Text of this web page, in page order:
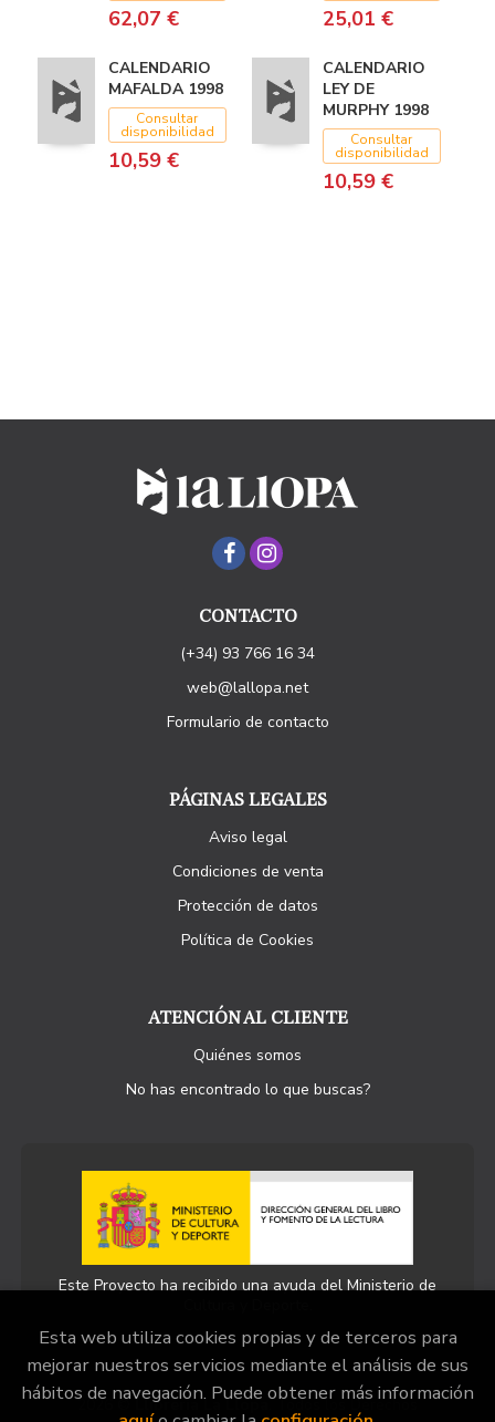
62,07 € 25,01 €
CALENDARIO
MAFALDA 1998
Consultar
disponibilidad
10,59 €
CALENDARIO
LEY DE
MURPHY 1998
Consultar
disponibilidad
10,59 €
CONTACTO
(+34) 93 766 16 34
web@lallopa.net
Formulario de contacto
PÁGINAS LEGALES
Aviso legal
Condiciones de venta
Protección de datos
Política de Cookies
ATENCIÓN AL CLIENTE
Quiénes somos
No has encontrado lo que buscas?
Este Proyecto ha recibido una ayuda del Ministerio de
2026 © Llibreria La Llopa . Todos los Derechos
Esta web utiliza cookies propias y de terceros para
mejorar nuestros servicios mediante el análisis de sus
hábitos de navegación. Puede obtener más información